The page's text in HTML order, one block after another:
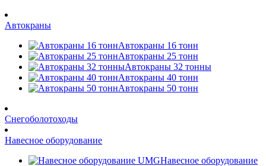
Автокраны
Автокраны 16 тонн
Автокраны 25 тонн
Автокраны 32 тонны
Автокраны 40 тонн
Автокраны 50 тонн
Снегоболотоходы
Навесное оборудование
Навесное оборудование